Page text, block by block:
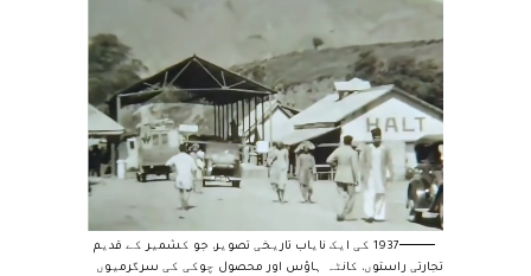
1937 کی ایک نایاب تاریخی تصویر، جو کشمیر کے قدیم
تجارتی راستوں، کانٹہ ہاؤس اور محصول چوکی کی سرگرمیوں